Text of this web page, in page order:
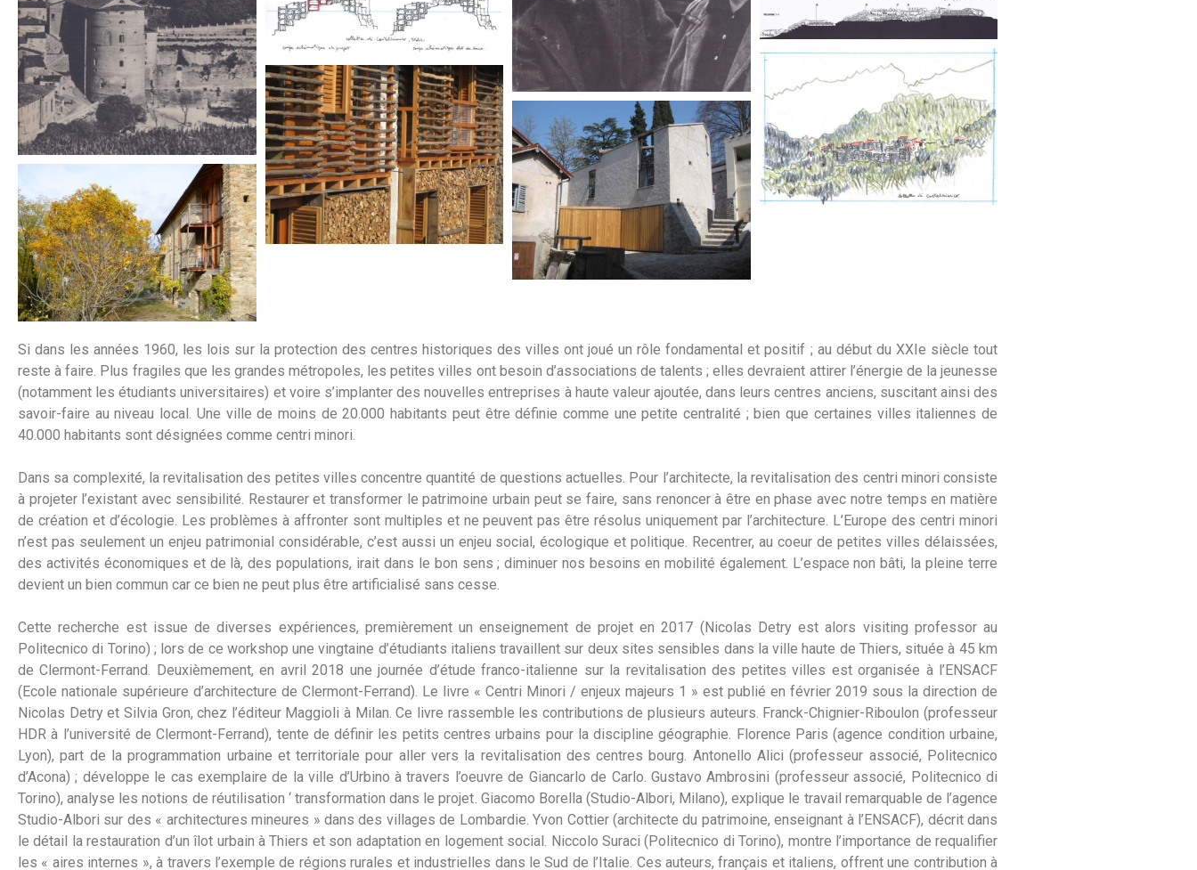
Si dans les années 1960, les lois sur la protection des centres historiques des villes ont joué un rôle fondamental et positif ; au début du XXIe siècle tout
reste à faire. Plus fragiles que les grandes métropoles, les petites villes ont besoin d’associations de talents ; elles devraient attirer l’énergie de la jeunesse
(notamment les étudiants universitaires) et voire s’implanter des nouvelles entreprises à haute valeur ajoutée, dans leurs centres anciens, suscitant ainsi des
savoir-faire au niveau local. Une ville de moins de 20.000 habitants peut être définie comme une petite centralité ; bien que certaines villes italiennes de
40.000 habitants sont désignées comme centri minori.
Dans sa complexité, la revitalisation des petites villes concentre quantité de questions actuelles. Pour l’architecte, la revitalisation des centri minori consiste
à projeter l’existant avec sensibilité. Restaurer et transformer le patrimoine urbain peut se faire, sans renoncer à être en phase avec notre temps en matière
de création et d’écologie. Les problèmes à affronter sont multiples et ne peuvent pas être résolus uniquement par l’architecture. L’Europe des centri minori
n’est pas seulement un enjeu patrimonial considérable, c’est aussi un enjeu social, écologique et politique. Recentrer, au coeur de petites villes délaissées,
des activités économiques et de là, des populations, irait dans le bon sens ; diminuer nos besoins en mobilité également. L’espace non bâti, la pleine terre
devient un bien commun car ce bien ne peut plus être artificialisé sans cesse.
Cette recherche est issue de diverses expériences, premièrement un enseignement de projet en 2017 (Nicolas Detry est alors visiting professor au
Politecnico di Torino) ; lors de ce workshop une vingtaine d’étudiants italiens travaillent sur deux sites sensibles dans la ville haute de Thiers, située à 45 km
de Clermont-Ferrand. Deuxièmement, en avril 2018 une journée d’étude franco-italienne sur la revitalisation des petites villes est organisée à l’ENSACF
(Ecole nationale supérieure d’architecture de Clermont-Ferrand). Le livre « Centri Minori / enjeux majeurs 1 » est publié en février 2019 sous la direction de
Nicolas Detry et Silvia Gron, chez l’éditeur Maggioli à Milan. Ce livre rassemble les contributions de plusieurs auteurs. Franck-Chignier-Riboulon (professeur
HDR à l’université de Clermont-Ferrand), tente de définir les petits centres urbains pour la discipline géographie. Florence Paris (agence condition urbaine,
Lyon), part de la programmation urbaine et territoriale pour aller vers la revitalisation des centres bourg. Antonello Alici (professeur associé, Politecnico
d’Acona) ; développe le cas exemplaire de la ville d’Urbino à travers l’oeuvre de Giancarlo de Carlo. Gustavo Ambrosini (professeur associé, Politecnico di
Torino), analyse les notions de réutilisation ‘ transformation dans le projet. Giacomo Borella (Studio-Albori, Milano), explique le travail remarquable de l’agence
Studio-Albori sur des « architectures mineures » dans des villages de Lombardie. Yvon Cottier (architecte du patrimoine, enseignant à l’ENSACF), décrit dans
le détail la restauration d’un îlot urbain à Thiers et son adaptation en logement social. Niccolo Suraci (Politecnico di Torino), montre l’importance de requalifier
les « aires internes », à travers l’exemple de régions rurales et industrielles dans le Sud de l’Italie. Ces auteurs, français et italiens, offrent une contribution à